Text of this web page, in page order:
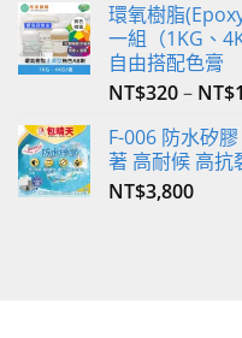
環氧樹脂
一組（1KG、
自由搭配色膏
NT$320– NT$
F-006 防水矽
著 高耐候 高抗
NT$3,800